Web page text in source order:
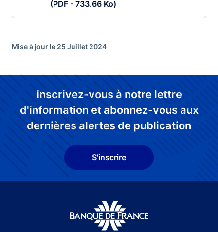
(PDF - 733.66 Ko)
Mise à jour le 25 Juillet 2024
Inscrivez-vous à notre lettre
d'information et abonnez-vous aux
dernières alertes de publication
S'inscrire